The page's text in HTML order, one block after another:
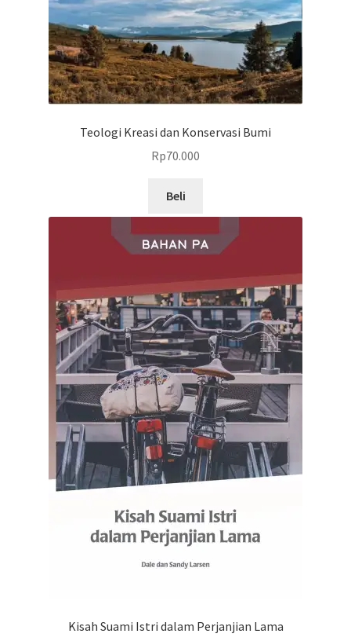
Teologi Kreasi dan Konservasi Bumi
Rp70.000
Beli
Kisah Suami Istri dalam Perjanjian Lama